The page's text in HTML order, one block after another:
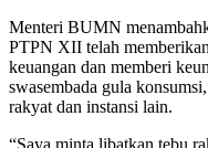
Menteri BUMN
PTPN XII telah
keuangan dan memberi
swasembada gula
rakyat dan instansi lain.
“Saya minta libatkan tebu